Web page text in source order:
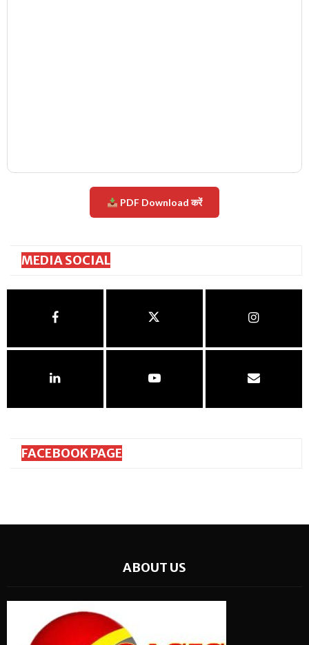
PDF Download करें
MEDIA SOCIAL
FACEBOOK PAGE
ABOUT US